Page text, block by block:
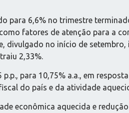
para 6,6% no trimestre
fatores de atenção para a
divulgado no início de
2,33%.
para 10,75% a.a., em
do país e da atividade
econômica aquecida e